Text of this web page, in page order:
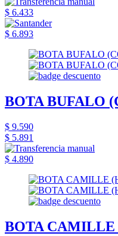
$ 6.433
$ 6.893
BOTA BUFALO
$ 9.590
$ 5.891
$ 4.890
BOTA CAMILLE